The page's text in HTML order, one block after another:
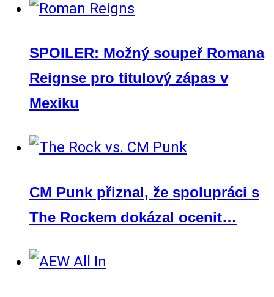
SPOILER: Možný soupeř Romana
Reignse pro titulový zápas v
Mexiku
CM Punk přiznal, že spolupráci s
The Rockem dokázal ocenit…